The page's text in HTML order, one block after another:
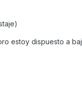
estoy dispuesto a